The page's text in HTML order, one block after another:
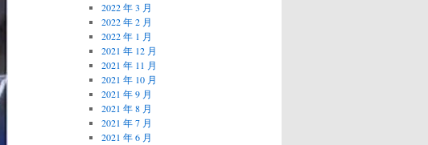
2022 年 3 月
2022 年 2 月
2022 年 1 月
2021 年 12 月
2021 年 11 月
2021 年 10 月
2021 年 9 月
2021 年 8 月
2021 年 7 月
2021 年 6 月